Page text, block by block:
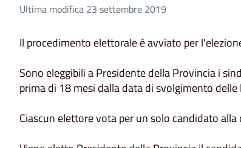
Ultima modifica 23 settembre 2019
Il procedimento elettorale è avviato per
Sono eleggibili a Presidente della Provincia i
prima di 18 mesi dalla data di svolgimento delle
Ciascun elettore vota per un solo candidato